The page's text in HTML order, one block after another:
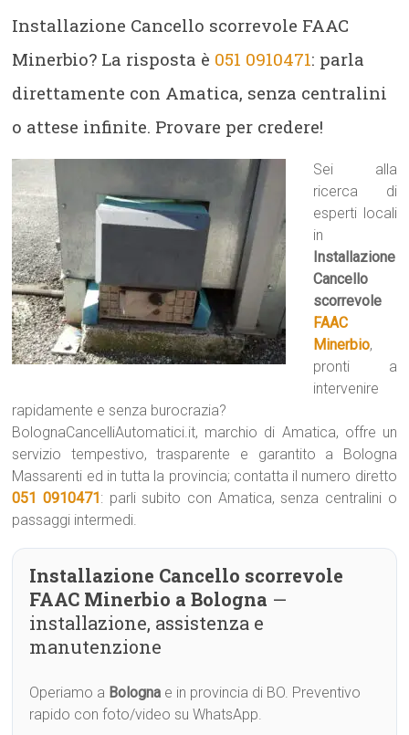
Installazione Cancello scorrevole FAAC
Minerbio? La risposta è 051 0910471: parla
direttamente con Amatica, senza centralini
o attese infinite. Provare per credere!
Sei alla
ricerca di
esperti locali
in
Installazione
Cancello
scorrevole
FAAC
Minerbio,
pronti a
intervenire
rapidamente e senza burocrazia?
BolognaCancelliAutomatici.it, marchio di Amatica, offre un
servizio tempestivo, trasparente e garantito a Bologna
Massarenti ed in tutta la provincia; contatta il numero diretto
051 0910471: parli subito con Amatica, senza centralini o
passaggi intermedi.
Installazione Cancello scorrevole
FAAC Minerbio a Bologna —
installazione, assistenza e
manutenzione
Operiamo a Bologna e in provincia di BO. Preventivo
rapido con foto/video su WhatsApp.